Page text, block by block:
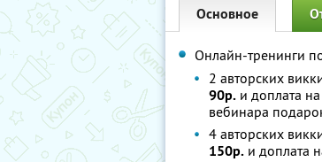
Основное
Онлайн-тренинги
2 авторских
90р. и доплата
вебинара
4 авторских
150р. и доплата